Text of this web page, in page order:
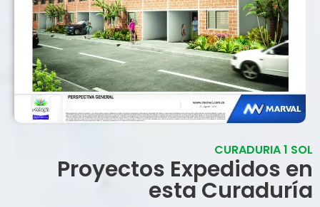
CURADURIA 1 SOL
Proyectos Expedidos en
esta Curaduría